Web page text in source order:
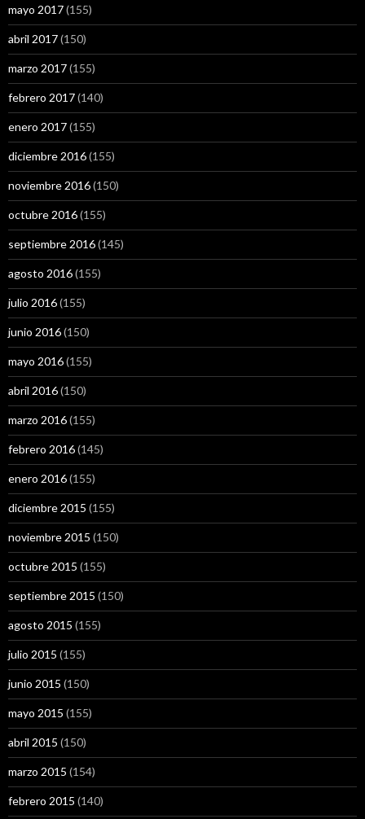
mayo 2017(155)
abril 2017(150)
marzo 2017(155)
febrero 2017(140)
enero 2017(155)
diciembre 2016(155)
noviembre 2016(150)
octubre 2016(155)
septiembre 2016(145)
agosto 2016(155)
julio 2016(155)
junio 2016(150)
mayo 2016(155)
abril 2016(150)
marzo 2016(155)
febrero 2016(145)
enero 2016(155)
diciembre 2015 (155)
noviembre 2015 (150)
octubre 2015 (155)
septiembre 2015 (150)
agosto 2015 (155)
julio 2015 (155)
junio 2015 (150)
mayo 2015 (155)
abril 2015 (150)
marzo 2015 (154)
febrero 2015 (140)